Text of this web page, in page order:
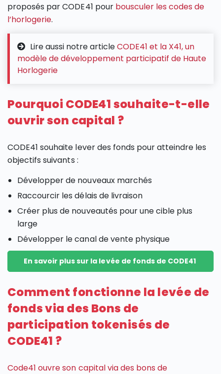
proposés par CODE41 pour bousculer les codes de
l’horlogerie.
Lire aussi notre articleCODE41 et la X41, un
modèle de développement participatif de Haute
Horlogerie
Pourquoi CODE41 souhaite-t-elle
ouvrir son capital ?
CODE41 souhaite lever des fonds pour atteindre les
objectifs suivants :
Développer de nouveaux marchés
Raccourcir les délais de livraison
Créer plus de nouveautés pour une cible plus
large
Développer le canal de vente physique
En savoir plus sur la levée de fonds de CODE41
Comment fonctionne la levée de
fonds via des Bons de
participation tokenisés de
CODE41 ?
Code41 ouvre son capital via des bons de